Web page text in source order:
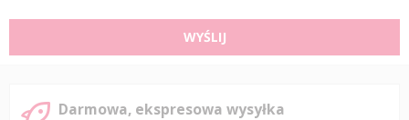
WYŚLIJ
Darmowa, ekspresowa wysyłka